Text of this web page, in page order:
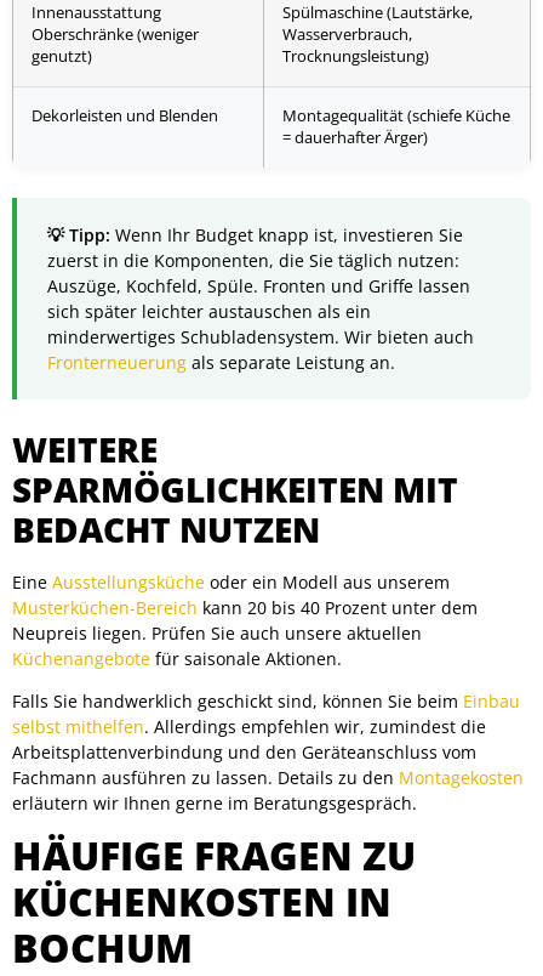
Innenausstattung
Oberschränke (weniger
genutzt)
Spülmaschine (Lautstärke,
Wasserverbrauch,
Trocknungsleistung)
Dekorleisten und Blenden
Montagequalität (schiefe Küche
= dauerhafter Ärger)
Wenn Ihr Budget knapp ist, investieren Sie
zuerst in die Komponenten, die Sie täglich nutzen:
Auszüge, Kochfeld, Spüle. Fronten und Griffe lassen
sich später leichter austauschen als ein
minderwertiges Schubladensystem. Wir bieten auch
Fronterneuerung als separate Leistung an.
WEITERE
SPARMÖGLICHKEITEN MIT
BEDACHT NUTZEN
Eine Ausstellungsküche oder ein Modell aus unserem
Musterküchen-Bereich kann 20 bis 40 Prozent unter dem
Neupreis liegen. Prüfen Sie auch unsere aktuellen
Küchenangebote für saisonale Aktionen.
Falls Sie handwerklich geschickt sind, können Sie beim Einbau
selbst mithelfen. Allerdings empfehlen wir, zumindest die
Arbeitsplattenverbindung und den Geräteanschluss vom
Fachmann ausführen zu lassen. Details zu den Montagekosten
erläutern wir Ihnen gerne im Beratungsgespräch.
HÄUFIGE FRAGEN ZU
KÜCHENKOSTEN IN
BOCHUM